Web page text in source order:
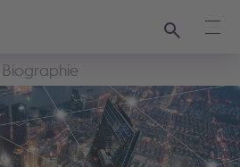
Recherche
Biographie